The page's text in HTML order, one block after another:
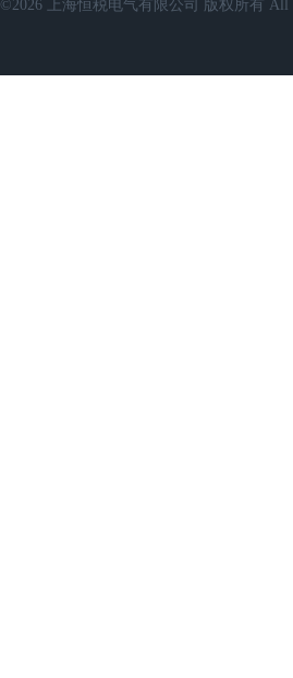
©2026 上海恒税电气有限公司 版权所有 All